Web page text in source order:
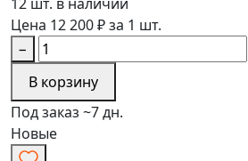
Цена 12 200 ₽ за 1 шт.
−
В корзину
Под заказ ~7 дн.
Новые